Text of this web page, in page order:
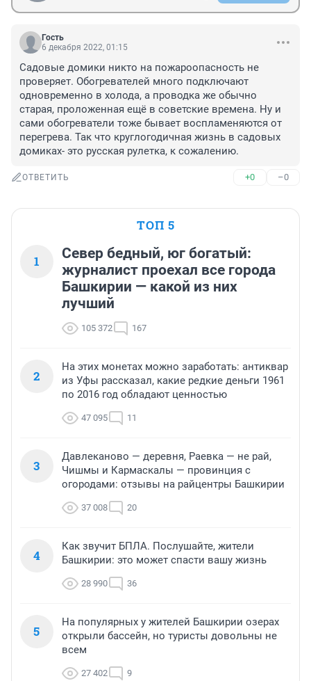
Гость
6 декабря 2022, 01:15
Садовые домики никто на пожароопасность не
проверяет. Обогревателей много подключают
одновременно в холода, а проводка же обычно
старая, проложенная ещё в советские времена. Ну и
сами обогреватели тоже бывает воспламеняются от
перегрева. Так что круглогодичная жизнь в садовых
домиках- это русская рулетка, к сожалению.
ОТВЕТИТЬ +0 –0
ТОП 5
1
Север бедный, юг богатый:
журналист проехал все города
Башкирии — какой из них
лучший
105 372 167
2
На этих монетах можно заработать: антиквар
из Уфы рассказал, какие редкие деньги 1961
по 2016 год обладают ценностью
47 095 11
3
Давлеканово — деревня, Раевка — не рай,
Чишмы и Кармаскалы — провинция с
огородами: отзывы на райцентры Башкирии
37 008 20
4
Как звучит БПЛА. Послушайте, жители
Башкирии: это может спасти вашу жизнь
28 990 36
5
На популярных у жителей Башкирии озерах
открыли бассейн, но туристы довольны не
всем
27 402 9